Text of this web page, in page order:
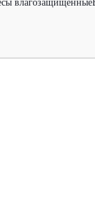
влагозащищенные